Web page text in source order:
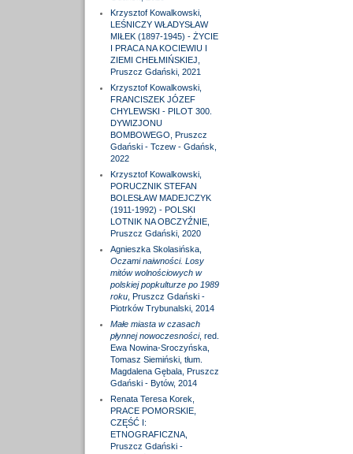
Krzysztof Kowalkowski,
LEŚNICZY WŁADYSŁAW
MIŁEK (1897-1945) - ŻYCIE
I PRACA NA KOCIEWIU I
ZIEMI CHEŁMIŃSKIEJ,
Pruszcz Gdański, 2021
Krzysztof Kowalkowski,
FRANCISZEK JÓZEF
CHYLEWSKI - PILOT 300.
DYWIZJONU
BOMBOWEGO, Pruszcz
Gdański - Tczew - Gdańsk,
2022
Krzysztof Kowalkowski,
PORUCZNIK STEFAN
BOLESŁAW MADEJCZYK
(1911-1992) - POLSKI
LOTNIK NA OBCZYŹNIE,
Pruszcz Gdański, 2020
Agnieszka Skolasińska,
Oczami naiwności. Losy
mitów wolnościowych w
polskiej popkulturze po 1989
roku, Pruszcz Gdański -
Piotrków Trybunalski, 2014
Małe miasta w czasach
płynnej nowoczesności, red.
Ewa Nowina-Sroczyńska,
Tomasz Siemiński, tłum.
Magdalena Gębala, Pruszcz
Gdański - Bytów, 2014
Renata Teresa Korek,
PRACE POMORSKIE,
CZĘŚĆ I:
ETNOGRAFICZNA,
Pruszcz Gdański -